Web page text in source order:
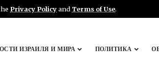
Privacy Policyand Terms of Use.
ИЗРАИЛЯ И МИРА ПОЛИТИКА